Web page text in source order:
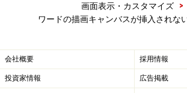
画面表示・カスタマイズ
>
ワードの描画キャンバスが挿入されな
会社概要 採用情報
投資家情報 広告掲載